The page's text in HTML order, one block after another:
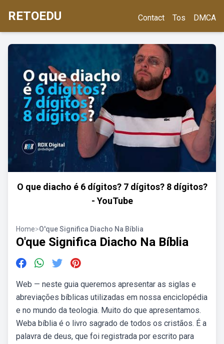
RETOEDU Contact Tos DMCA
O que diacho é 6 dígitos? 7 dígitos? 8 dígitos?
- YouTube
Home>O'que Significa Diacho Na Bíblia
O'que Significa Diacho Na Bíblia
Web — neste guia queremos apresentar as siglas e
abreviações bíblicas utilizadas em nossa enciclopédia
e no mundo da teologia. Muito do que apresentamos.
Weba bíblia é o livro sagrado de todos os cristãos. É a
palavra de deus, que foi registrada por escrito para